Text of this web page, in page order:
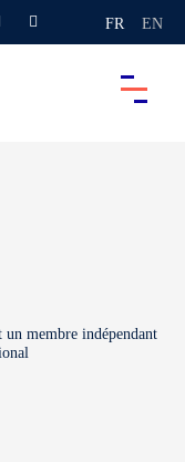
FR EN
membre indépendant